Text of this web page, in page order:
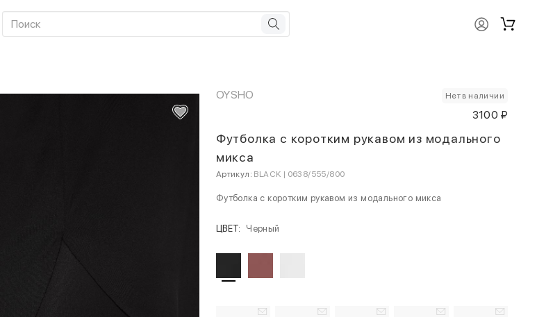
OYSHO Нет в наличии
3100 ₽
Футболка с коротким рукавом из модального
микса
Артикул: BLACK | 0638/555/800
Футболка с коротким рукавом из модального микса
ЦВЕТ: Черный